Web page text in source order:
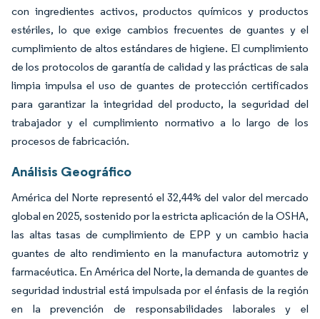
con ingredientes activos, productos químicos y productos
estériles, lo que exige cambios frecuentes de guantes y el
cumplimiento de altos estándares de higiene. El cumplimiento
de los protocolos de garantía de calidad y las prácticas de sala
limpia impulsa el uso de guantes de protección certificados
para garantizar la integridad del producto, la seguridad del
trabajador y el cumplimiento normativo a lo largo de los
procesos de fabricación.
Análisis Geográfico
América del Norte representó el 32,44% del valor del mercado
global en 2025, sostenido por la estricta aplicación de la OSHA,
las altas tasas de cumplimiento de EPP y un cambio hacia
guantes de alto rendimiento en la manufactura automotriz y
farmacéutica. En América del Norte, la demanda de guantes de
seguridad industrial está impulsada por el énfasis de la región
en la prevención de responsabilidades laborales y el